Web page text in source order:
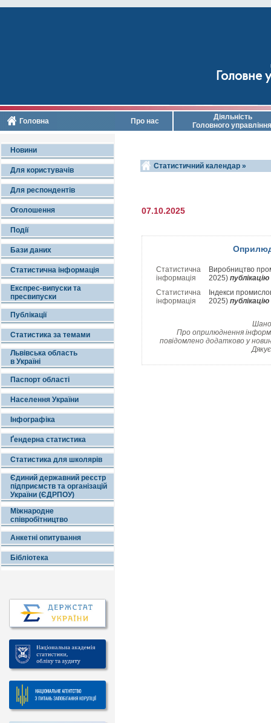
Головне
Головна Про нас
Діяльність
Головного управління
Новини
Для користувачів
Для респондентів
Оголошення
Події
Бази даних
Статистична інформація
Експрес-випуски та
пресвипуски
Публікації
Статистика за темами
Львівська область
в Україні
Паспорт області
Населення України
Інфографіка
Ґендерна статистика
Статистика для школярів
Єдиний державний реєстр
підприємств та організацій
України (ЄДРПОУ)
Міжнародне
співробітництво
Анкетні опитування
Бібліотека
Статистичний календар »
07.10.2025
Статистична
інформація
Виробництво
2025)
Статистична
інформація
Індекси
2025)
Про оприлюднення
повідомлено додатково у